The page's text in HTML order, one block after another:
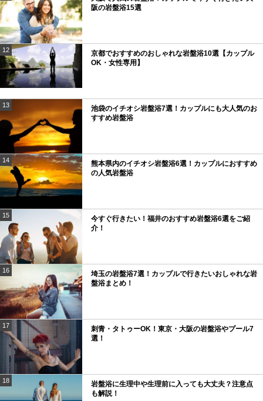
阪の岩盤浴15選
12
京都でおすすめのおしゃれな岩盤浴10選【カップル
OK・女性専用】
13
池袋のイチオシ岩盤浴7選！カップルにも大人気のお
すすめ岩盤浴
14
熊本県内のイチオシ岩盤浴6選！カップルにおすすめ
の人気岩盤浴
15
今すぐ行きたい！福井のおすすめ岩盤浴6選をご紹
介！
16
埼玉の岩盤浴7選！カップルで行きたいおしゃれな岩
盤浴まとめ！
17
刺青・タトゥーOK！東京・大阪の岩盤浴やプール7
選！
18
岩盤浴に生理中や生理前に入っても大丈夫？注意点
も解説！